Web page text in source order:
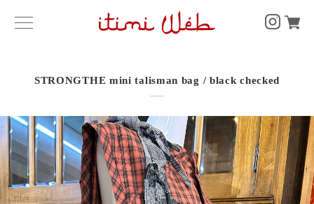
STRONGTHE mini talisman bag / black checked